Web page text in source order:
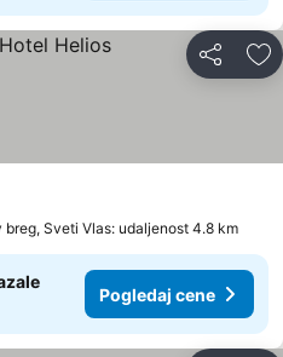
Deli
cene
breg, Sveti Vlas: udaljenost 4.8 km
Pogledaj cene